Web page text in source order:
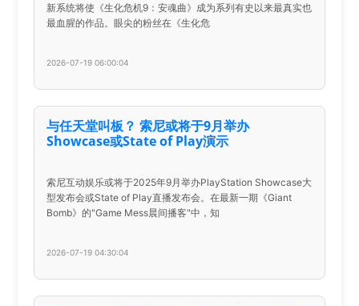
新系统将使《生化危机9：安魂曲》成为系列有史以来最真实也
最血腥的作品。眼尖的粉丝在《生化危
2026-07-19 06:00:04
与任天堂叫板？ 索尼或将于9月举办
Showcase或State of Play演示
索尼互动娱乐或将于2025年9月举办PlayStation Showcase大
型发布会或State of Play直播发布会。在最新一期《Giant
Bomb》的"Game Mess晨间播客"中，知
2026-07-19 04:30:04